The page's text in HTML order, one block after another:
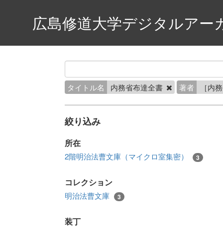
広島修道大学デジタルアー
タイトル名 内務省布達全書 著者 ［内
絞り込み
所在
2階明治法曹文庫（マイクロ室集密） 3
コレクション
明治法曹文庫 3
装丁